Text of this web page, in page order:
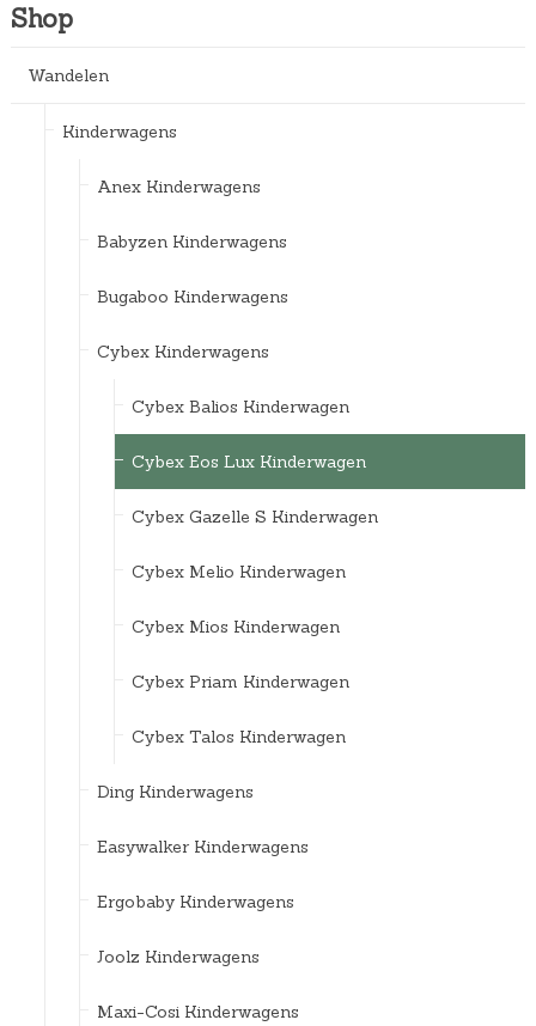
Shop
Wandelen
Kinderwagens
Anex Kinderwagens
Babyzen Kinderwagens
Bugaboo Kinderwagens
Cybex Kinderwagens
Cybex Balios Kinderwagen
Cybex Eos Lux Kinderwagen
Cybex Gazelle S Kinderwagen
Cybex Melio Kinderwagen
Cybex Mios Kinderwagen
Cybex Priam Kinderwagen
Cybex Talos Kinderwagen
Ding Kinderwagens
Easywalker Kinderwagens
Ergobaby Kinderwagens
Joolz Kinderwagens
Maxi-Cosi Kinderwagens